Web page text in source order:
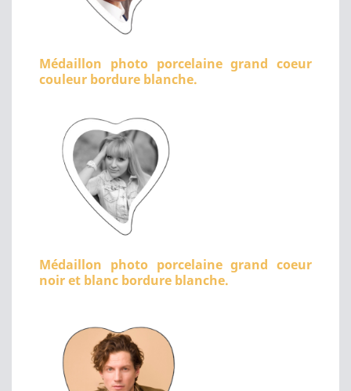
Médaillon photo porcelaine grand coeur
couleur bordure blanche.
Médaillon photo porcelaine grand coeur
noir et blanc bordure blanche.